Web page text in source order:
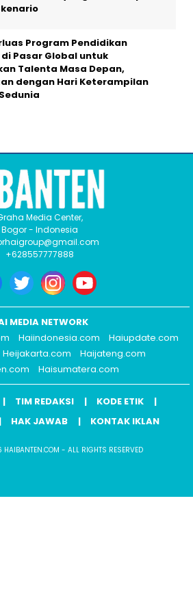
Program Pendidikan
Pasar Global untuk
Talenta Masa Depan,
dengan Hari Keterampilan
Media Center,
Bogor - Indonesia
+628557777888
MEDIA NETWORK
Haiindonesia.com
Haiupdate.com
Heijakarta.com
Haijateng.com
Haisumatera.com
TIM REDAKSI
KODE ETIK
HAK JAWAB KONTAK IKLAN
- ALL RIGHTS RESERVED